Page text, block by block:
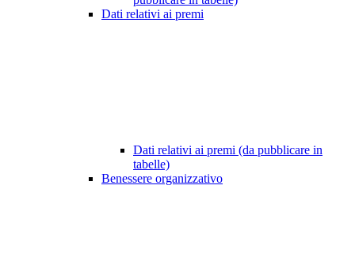
Dati relativi ai premi
Dati relativi ai premi (da pubblicare in
tabelle)
Benessere organizzativo